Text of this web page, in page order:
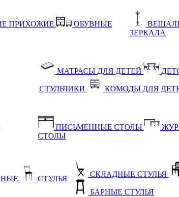
ПРИХОЖИЕ
ОБУВНЫЕ
ЗЕРКАЛА
МАТРАСЫ ДЛЯ ДЕТЕЙ
СТУЛЬЧИКИ КОМОДЫ ДЛЯ
ПИСЬМЕННЫЕ СТОЛЫ
СТОЛЫ
СТУЛЬЯ
СКЛАДНЫЕ СТУЛЬЯ
БАРНЫЕ СТУЛЬЯ